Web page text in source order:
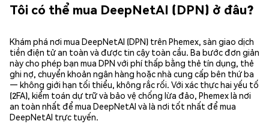
Tôi có thể mua DeepNetAI (DPN) ở đâu?
Khám phá nơi mua DeepNetAI (DPN) trên Phemex, sàn giao dịch
tiền điện tử an toàn và được tin cậy toàn cầu. Ba bước đơn giản
này cho phép bạn mua DPN với phí thấp bằng thẻ tín dụng, thẻ
ghi nợ, chuyển khoản ngân hàng hoặc nhà cung cấp bên thứ ba
— không giới hạn tối thiểu, không rắc rối. Với xác thực hai yếu tố
(2FA), kiểm toán dự trữ và bảo vệ chống lừa đảo, Phemex là nơi
an toàn nhất để mua DeepNetAI và là nơi tốt nhất để mua
DeepNetAI trực tuyến.